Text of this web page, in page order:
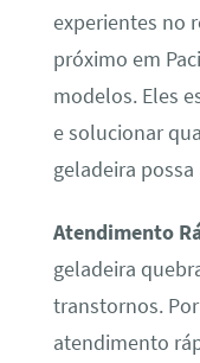
experientes no
próximo em
modelos. Eles
e solucionar
geladeira possa
Atendimento
geladeira
transtornos.
atendimento